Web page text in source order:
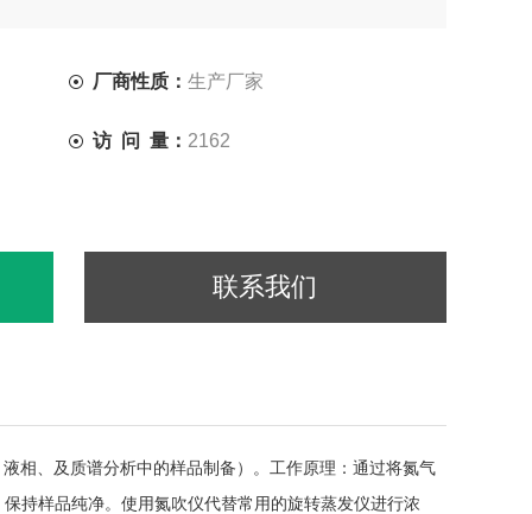
厂商性质： 生产厂家
访 问 量： 2162
联系我们
相、及质谱分析中的样品制备）。工作原理：通过将氮气
持样品纯净。使用氮吹仪代替常用的旋转蒸发仪进行浓